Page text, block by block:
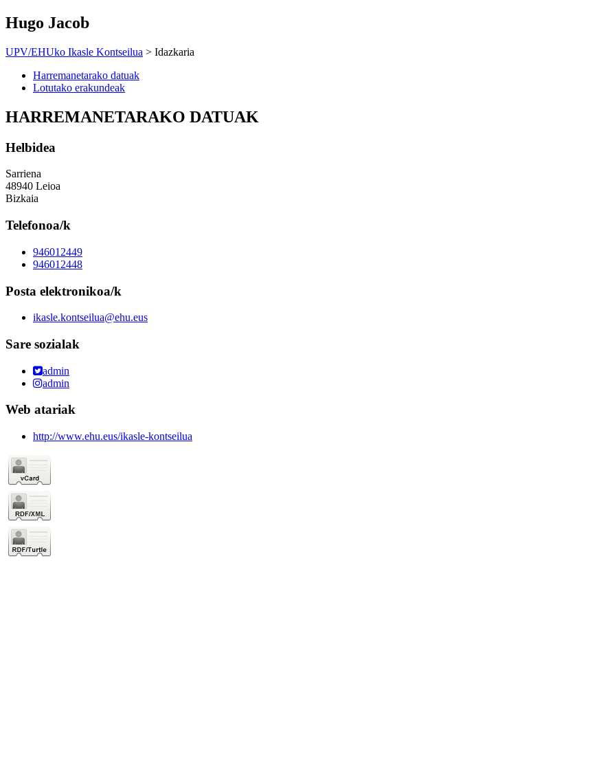
Hugo Jacob
UPV/EHUko Ikasle Kontseilua > Idazkaria
Harremanetarako datuak
Lotutako erakundeak
HARREMANETARAKO DATUAK
Helbidea
Sarriena
48940 Leioa
Bizkaia
Telefonoa/k
946012449
946012448
Posta elektronikoa/k
ikasle.kontseilua@ehu.eus
Sare sozialak
admin
admin
Web atariak
http://www.ehu.eus/ikasle-kontseilua